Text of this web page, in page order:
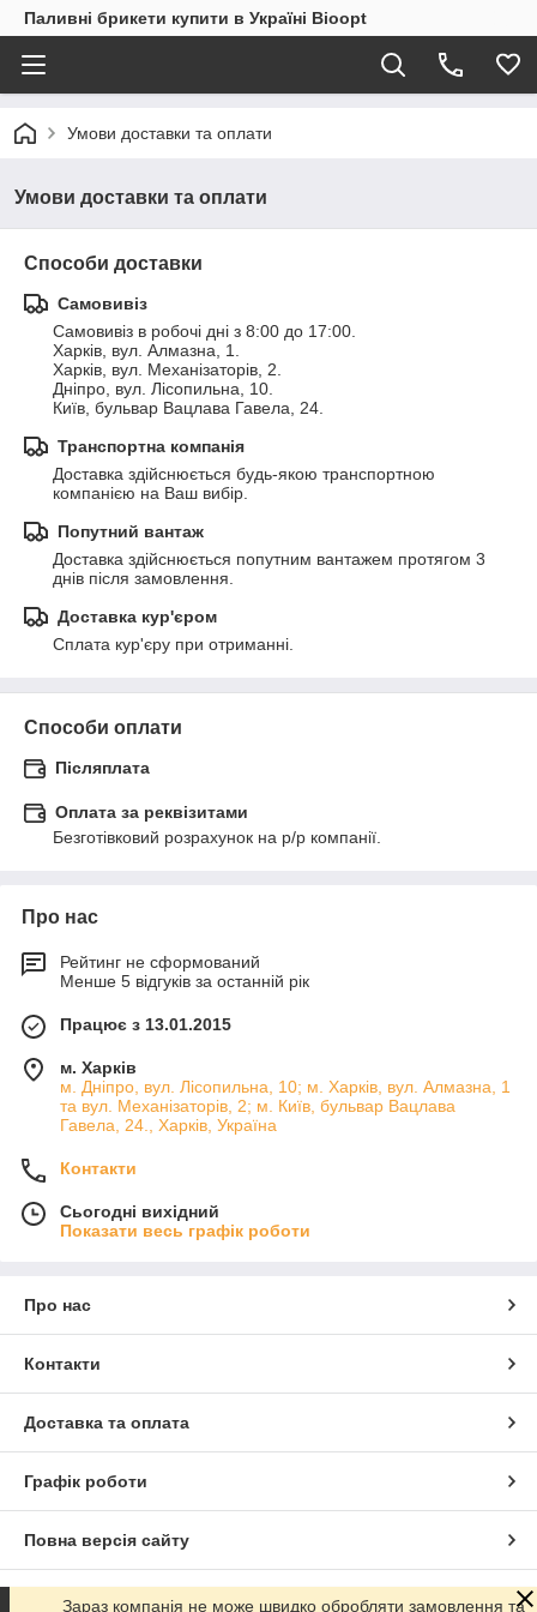
Паливні брикети купити в Україні Bioopt
Умови доставки та оплати
Умови доставки та оплати
Способи доставки
Самовивіз
Самовивіз в робочі дні з 8:00 до 17:00.
Харків, вул. Алмазна, 1.
Харків, вул. Механізаторів, 2.
Дніпро, вул. Лісопильна, 10.
Київ, бульвар Вацлава Гавела, 24.
Транспортна компанія
Доставка здійснюється будь-якою транспортною
компанією на Ваш вибір.
Попутний вантаж
Доставка здійснюється попутним вантажем протягом 3
днів після замовлення.
Доставка кур'єром
Сплата кур'єру при отриманні.
Способи оплати
Післяплата
Оплата за реквізитами
Безготівковий розрахунок на р/р компанії.
Про нас
Рейтинг не сформований
Менше 5 відгуків за останній рік
Працює з 13.01.2015
м. Харків
м. Дніпро, вул. Лісопильна, 10; м. Харків, вул. Алмазна, 1
та вул. Механізаторів, 2; м. Київ, бульвар Вацлава
Гавела, 24., Харків, Україна
Контакти
Сьогодні вихідний
Показати весь графік роботи
Про нас
Контакти
Доставка та оплата
Графік роботи
Повна версія сайту
Сайт створено на маркетплейсі Prom.ua
Зараз компанія не може швидко обробляти замовлення та